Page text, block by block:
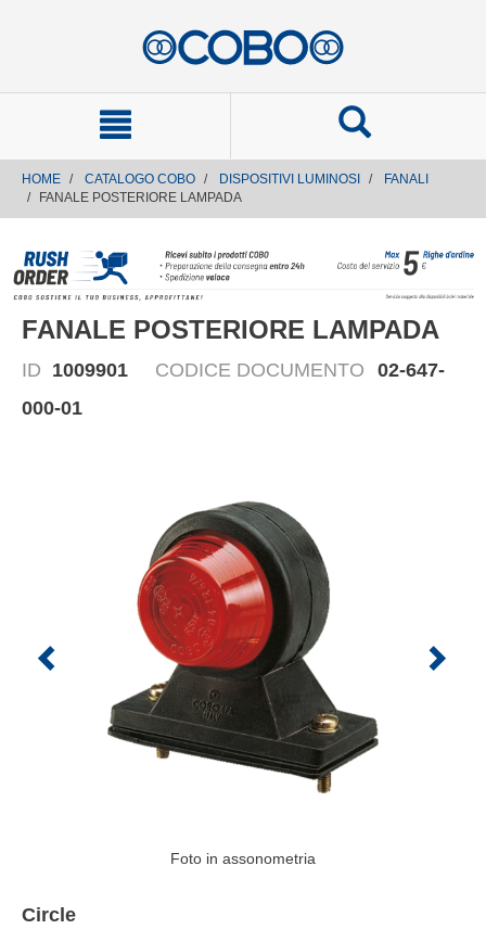
HOME CATALOGO COBO DISPOSITIVI LUMINOSI
FANALI
FANALE POSTERIORE LAMPADA
FANALE POSTERIORE LAMPADA
ID 1009901 CODICE DOCUMENTO
02-647-
000-01
Foto in assonometria
Circle